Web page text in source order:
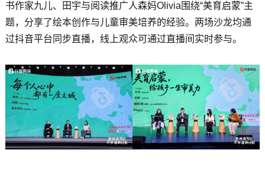
书作家九儿、田宇与阅读推广人森妈Olivia围绕“美育启蒙”主
题，分享了绘本创作与儿童审美培养的经验。两场沙龙均通
过抖音平台同步直播，线上观众可通过直播间实时参与。